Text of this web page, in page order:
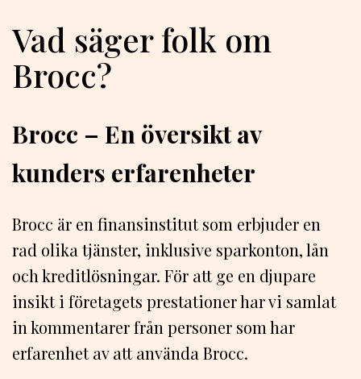
Vad säger folk om
Brocc?
Brocc – En översikt av
kunders erfarenheter
Brocc är en finansinstitut som erbjuder en
rad olika tjänster, inklusive sparkonton, lån
och kreditlösningar. För att ge en djupare
insikt i företagets prestationer har vi samlat
in kommentarer från personer som har
erfarenhet av att använda Brocc.